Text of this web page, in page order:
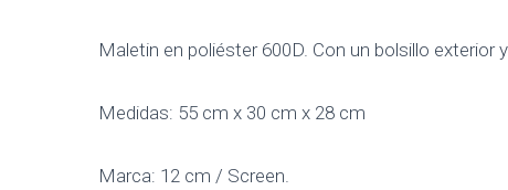
Maletin en poliéster 600D. Con un bolsillo
Medidas: 55 cm x 30 cm x 28 cm
Marca: 12 cm / Screen.